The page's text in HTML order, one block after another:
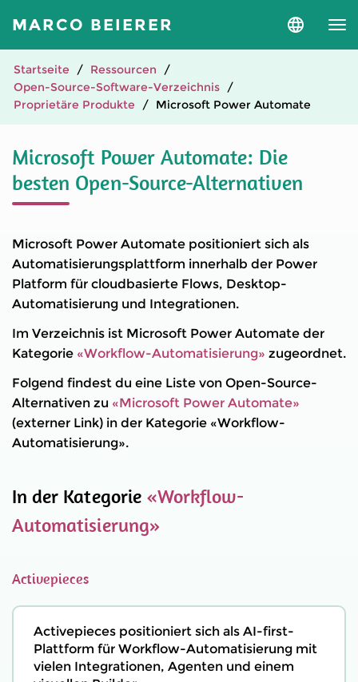
MARCO BEIERER
Sprache
Startseite
Ressourcen
Open-Source-Software-Verzeichnis
Proprietäre Produkte
Microsoft Power Automate
Microsoft Power Automate: Die
besten Open-Source-Alternativen
Microsoft Power Automate positioniert sich als
Automatisierungsplattform innerhalb der Power
Platform für cloudbasierte Flows, Desktop-
Automatisierung und Integrationen.
Im Verzeichnis ist Microsoft Power Automate der
Kategorie «Workflow-Automatisierung» zugeordnet.
Folgend findest du eine Liste von Open-Source-
Alternativen zu «Microsoft Power Automate»
(externer Link) in der Kategorie «Workflow-
Automatisierung».
In der Kategorie «Workflow-
Automatisierung»
Activepieces
Activepieces positioniert sich als AI-first-
Plattform für Workflow-Automatisierung mit
vielen Integrationen, Agenten und einem